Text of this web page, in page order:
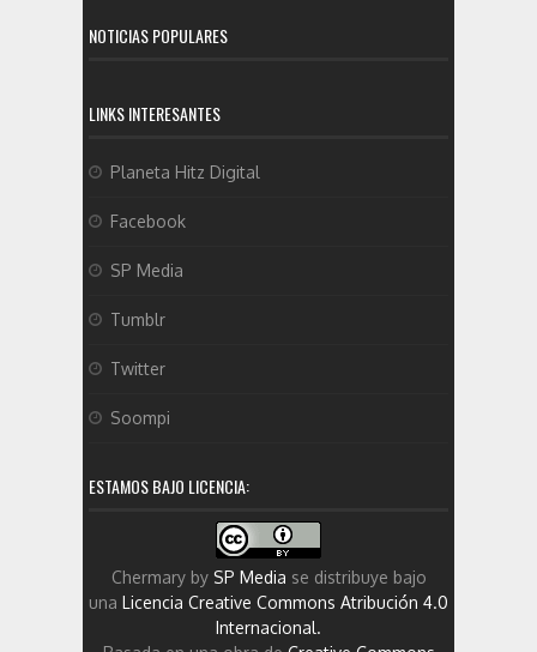
NOTICIAS POPULARES
LINKS INTERESANTES
Planeta Hitz Digital
Facebook
SP Media
Tumblr
Twitter
Soompi
ESTAMOS BAJO LICENCIA:
Chermaryby SP Media se distribuye bajo
una Licencia Creative Commons Atribución 4.0
Internacional.